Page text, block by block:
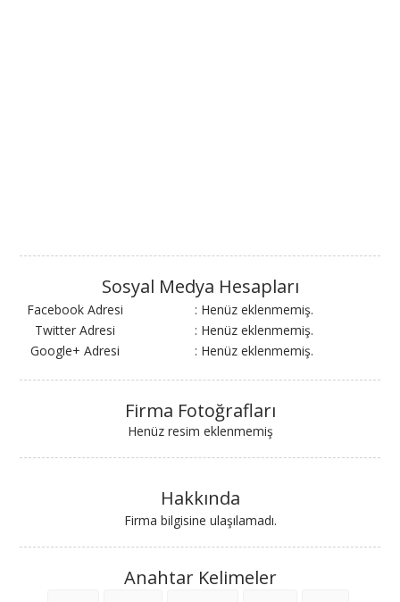
Sosyal Medya Hesapları
Facebook Adresi
: Henüz eklenmemiş.
Twitter Adresi
: Henüz eklenmemiş.
Google+ Adresi
: Henüz eklenmemiş.
Firma Fotoğrafları
Henüz resim eklenmemiş
Hakkında
Firma bilgisine ulaşılamadı.
Anahtar Kelimeler